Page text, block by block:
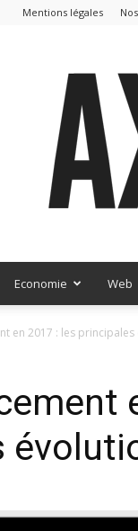
Mentions légales
Economie Web
en 2017 : les